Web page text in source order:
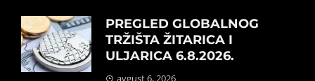
PREGLED GLOBALNOG
TRŽIŠTA ŽITARICA I
ULJARICA 6.8.2026.
avgust 6, 2026